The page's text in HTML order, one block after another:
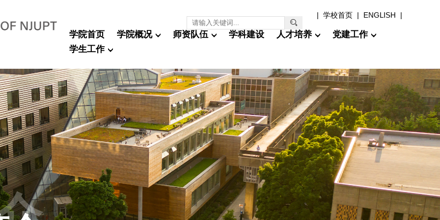
| 学校首页 | ENGLISH |
学院首页 学院概况 师资队伍 学科建设 人才培养
党建工作
学生工作
